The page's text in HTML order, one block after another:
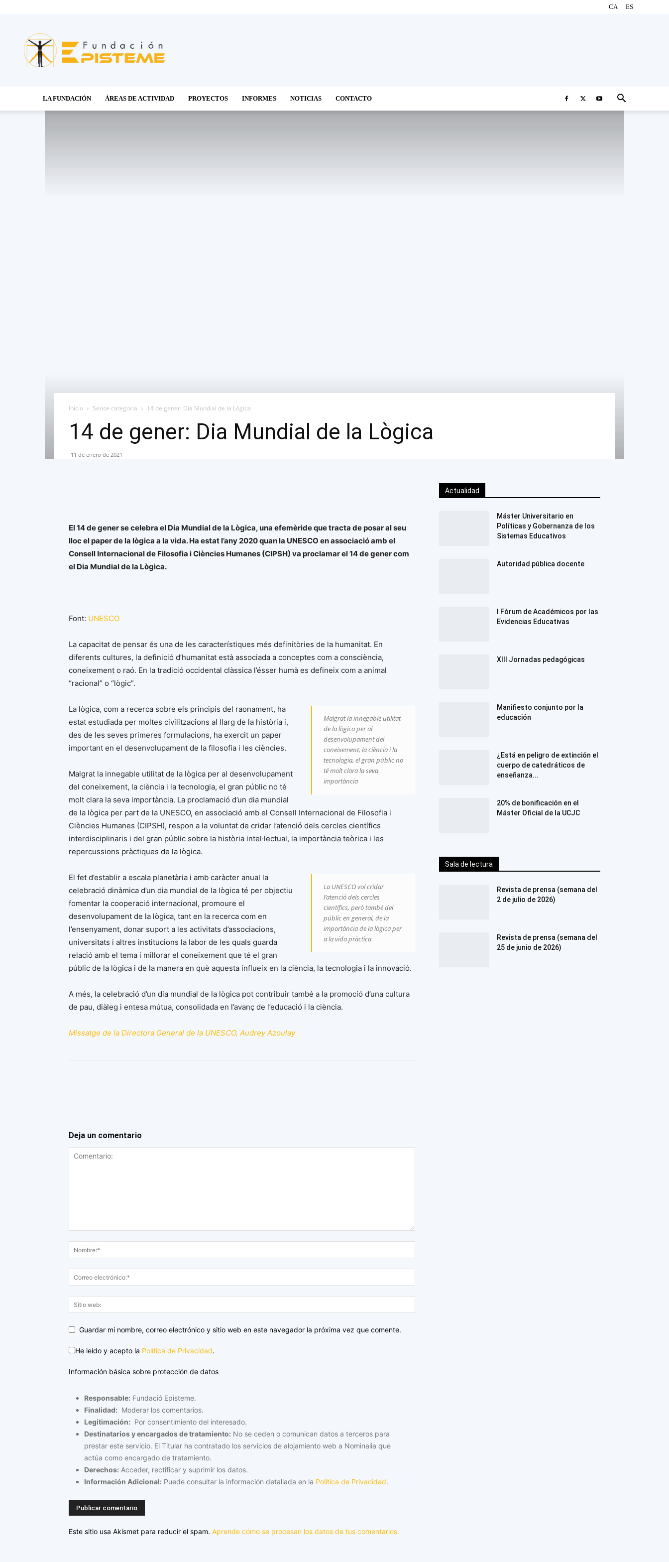
CA ES
Episteme
LA FUNDACIÓN ÁREAS DE ACTIVIDAD PROYECTOS INFORMES NOTICIAS CONTACTO
Inicio Sense categoria 14 de gener: Dia Mundial de la Lògica
14 de gener: Dia Mundial de la Lògica
11 de enero de 2021
El 14 de gener se celebra el Dia Mundial de la Lògica, una efemèride que tracta de posar al seu
lloc el paper de la lògica a la vida. Ha estat l’any 2020 quan la UNESCO en associació amb el
Consell Internacional de Filosofia i Ciències Humanes (CIPSH) va proclamar el 14 de gener com
el Dia Mundial de la Lògica.
Font: UNESCO
La capacitat de pensar és una de les característiques més definitòries de la humanitat. En
diferents cultures, la definició d’humanitat està associada a conceptes com a consciència,
coneixement o raó. En la tradició occidental clàssica l’ésser humà es defineix com a animal
“racional” o “lògic”.
Malgrat la innegable utilitat
de la lògica per al
desenvolupament del
coneixement, la ciència i la
tecnologia, el gran públic no
té molt clara la seva
importància
La lògica, com a recerca sobre els principis del raonament, ha
estat estudiada per moltes civilitzacions al llarg de la història i,
des de les seves primeres formulacions, ha exercit un paper
important en el desenvolupament de la filosofia i les ciències.
Malgrat la innegable utilitat de la lògica per al desenvolupament
del coneixement, la ciència i la tecnologia, el gran públic no té
molt clara la seva importància. La proclamació d’un dia mundial
de la lògica per part de la UNESCO, en associació amb el Consell Internacional de Filosofia i
Ciències Humanes (CIPSH), respon a la voluntat de cridar l’atenció dels cercles científics
interdisciplinaris i del gran públic sobre la història intel·lectual, la importància teòrica i les
repercussions pràctiques de la lògica.
La UNESCO vol cridar
l’atenció dels cercles
científics, però també del
públic en general, de la
importància de la lògica per
a la vida pràctica
El fet d’establir a escala planetària i amb caràcter anual la
celebració dinàmica d’un dia mundial de la lògica té per objectiu
fomentar la cooperació internacional, promoure el
desenvolupament de la lògica, tant en la recerca com en
l’ensenyament, donar suport a les activitats d’associacions,
universitats i altres institucions la labor de les quals guarda
relació amb el tema i millorar el coneixement que té el gran
públic de la lògica i de la manera en què aquesta influeix en la ciència, la tecnologia i la innovació.
A més, la celebració d’un dia mundial de la lògica pot contribuir també a la promoció d’una cultura
de pau, diàleg i entesa mútua, consolidada en l’avanç de l’educació i la ciència.
Missatge de la Directora General de la UNESCO, Audrey Azoulay
Deja un comentario
Guardar mi nombre, correo electrónico y sitio web en este navegador la próxima vez que comente.
He leído y acepto la Política de Privacidad.
Información básica sobre protección de datos
Responsable: Fundació Episteme.
Finalidad: Moderar los comentarios.
Legitimación: Por consentimiento del interesado.
Destinatarios y encargados de tratamiento: No se ceden o comunican datos a terceros para
prestar este servicio. El Titular ha contratado los servicios de alojamiento web a Nominalia que
actúa como encargado de tratamiento.
Derechos: Acceder, rectificar y suprimir los datos.
Información Adicional: Puede consultar la información detallada en la Política de Privacidad.
Este sitio usa Akismet para reducir el spam. Aprende cómo se procesan los datos de tus comentarios.
Actualidad
Máster Universitario en
Políticas y Gobernanza de los
Sistemas Educativos
Autoridad pública docente
I Fórum de Académicos por las
Evidencias Educativas
XIII Jornadas pedagógicas
Manifiesto conjunto por la
educación
¿Está en peligro de extinción el
cuerpo de catedráticos de
enseñanza...
20% de bonificación en el
Máster Oficial de la UCJC
Sala de lectura
Revista de prensa (semana del
2 de julio de 2026)
Revista de prensa (semana del
25 de junio de 2026)